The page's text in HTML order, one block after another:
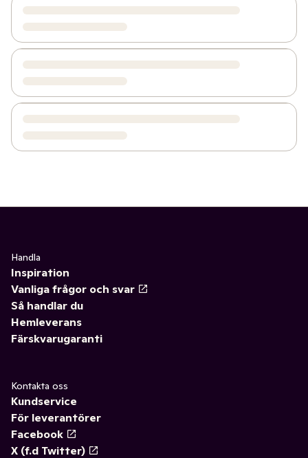
Handla
Inspiration
Vanliga frågor och svar
Så handlar du
Hemleverans
Färskvarugaranti
Kontakta oss
Kundservice
För leverantörer
Facebook
X (f.d Twitter)